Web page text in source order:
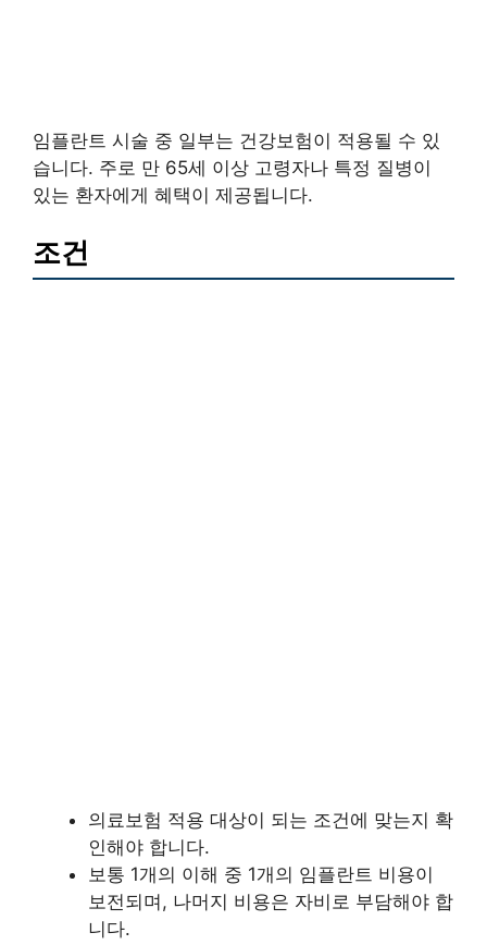
임플란트 시술 중 일부는 건강보험이 적용될 수 있
습니다. 주로 만 65세 이상 고령자나 특정 질병이
있는 환자에게 혜택이 제공됩니다.
조건
의료보험 적용 대상이 되는 조건에 맞는지 확
인해야 합니다.
보통 1개의 이해 중 1개의 임플란트 비용이
보전되며, 나머지 비용은 자비로 부담해야 합
니다.